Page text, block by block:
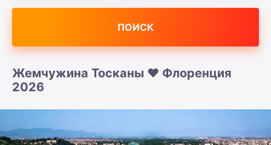
ПОИСК
Жемчужина Тосканы ❤️ Флоренция
2026